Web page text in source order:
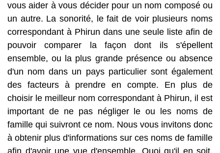
vous aider à vous décider pour un nom composé ou
un autre. La sonorité, le fait de voir plusieurs noms
correspondant à Phirun dans une seule liste afin de
pouvoir comparer la façon dont ils s'épellent
ensemble, ou la plus grande présence ou absence
d'un nom dans un pays particulier sont également
des facteurs à prendre en compte. En plus de
choisir le meilleur nom correspondant à Phirun, il est
important de ne pas négliger le ou les noms de
famille qui suivront ce nom. Nous vous invitons donc
à obtenir plus d'informations sur ces noms de famille
afin d'avoir une vue d'ensemble. Quoi qu'il en soit,